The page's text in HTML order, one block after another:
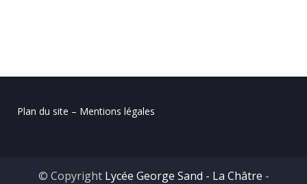
Plan du site – Mentions légales
© Copyright Lycée George Sand - La Châtre -